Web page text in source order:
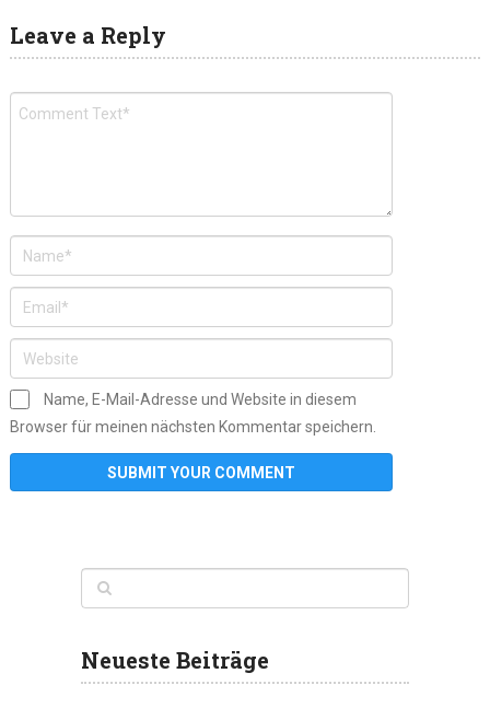
Leave a Reply
Name, E-Mail-Adresse und Website in diesem
Browser für meinen nächsten Kommentar speichern.
Neueste Beiträge